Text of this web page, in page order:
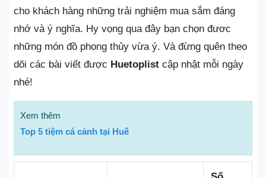
cho khách hàng những trải nghiệm mua sắm đáng
nhớ và ý nghĩa. Hy vọng qua đây bạn chọn đươc
những món đồ phong thủy vừa ý. Và đừng quên theo
dõi các bài viết được Huetoplist cập nhật mỗi ngày
nhé!
Xem thêm
Top 5 tiệm cá cảnh tại Huế